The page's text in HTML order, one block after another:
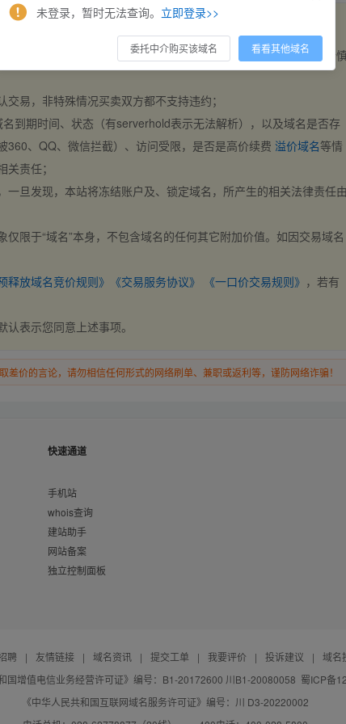
易自动完成。买卖双方都不支持违约，一旦出价不支持撤销，请
易，非特殊情况买卖双方都不支持违约；
到期时间、状态（有serverhold表示无法解析），以及域名是否存
、QQ、微信拦截）、访问受限，是否是高价续费 溢价域名等情
责任；
旦发现，本站将冻结账户及、锁定域名，所产生的相关法律责任
限于“域名”本身，不包含域名的任何其它附加价值。如因交易域名
释放域名竞价规则》 《交易服务协议》 《一口价交易规则》 ，若有
表示您同意上述事项。
价的言论，请勿相信任何形式的网络刷单、兼职或返利等，谨防网络诈骗！
快速通道
手机站
whois查询
建站助手
网站备案
独立控制面板
聘 | 友情链接 | 域名资讯 | 提交工单 | 我要评价 | 投诉建议 |
域名
国增值电信业务经营许可证》编号：B1-20172600 川B1-20080058 蜀ICP备
《中华人民共和国互联网域名服务许可证》编号：川 D3-20220002
未登录，暂时无法查询。 立即登录>>
委托中介购买该域名 看看其他域名